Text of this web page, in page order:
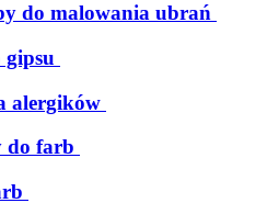
do malowania ubrań
alergików
do farb